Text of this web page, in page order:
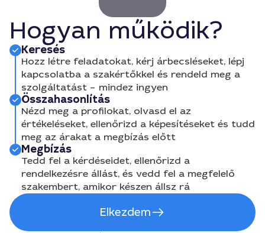
Hogyan működik?
Keresés
Hozz létre feladatokat, kérj árbecsléseket, lépj
kapcsolatba a szakértőkkel és rendeld meg a
szolgáltatást – mindez ingyen
Összahasonlítás
Nézd meg a profilokat, olvasd el az
értékeléseket, ellenőrizd a képesítéseket és tudd
meg az árakat a megbízás előtt
Megbízás
Tedd fel a kérdéseidet, ellenőrizd a
rendelkezésre állást, és vedd fel a megfelelő
szakembert, amikor készen állsz rá
Elkezdem